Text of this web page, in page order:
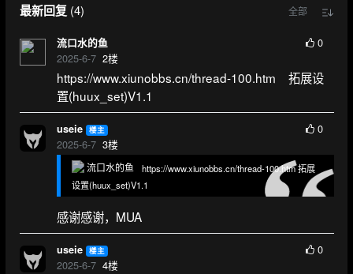
最新回复(4) 全部
流口水的鱼
2025-6-7 2楼
0
https://www.xiunobbs.cn/thread-100.htm 拓展设
置(huux_set)V1.1
useie 楼主
2025-6-7 3楼
0
流口水的鱼
https://www.xiunobbs.cn/thread-100.htm 拓展
设置(huux_set)V1.1
感谢感谢，MUA
useie 楼主
2025-6-7 4楼
0